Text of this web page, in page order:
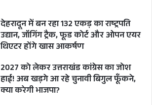
देहरादून में बन रहा 132 एकड़ का राष्ट्रपति
उद्यान, जॉगिंग ट्रैक, फूड कोर्ट और ओपन एयर
थिएटर होंगे खास आकर्षण
2027 को लेकर उत्तराखंड कांग्रेस का जोश
हाई! अब खड़गे आ रहे चुनावी बिगुल फूँकने,
क्या करेगी भाजपा?